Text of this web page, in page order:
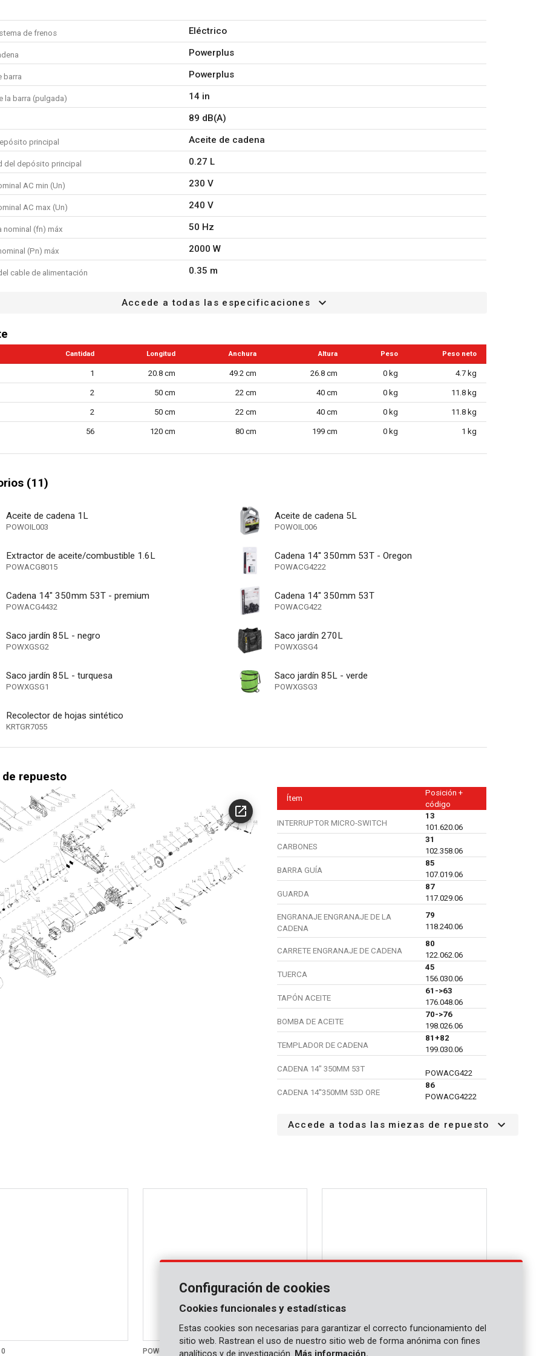
la motosierra se inclina hacia una dirección y el corte no es recto. Esto
típicamente significa que los dientes de sierra son opacos o desiguales en un
la motosierra traquetea y da sacudidas al serrar. Es difícil hacer un primer corte
Sus principales especificaciones técnicas:
Potencia nominal: 2000 W
Ancho de corte máx. 350 mm
Longitud de la barra de guía: 350 mm (14 in)
Capacidad del tanque de aceite: {13221}
Longitud de la cadena: 35 cm
Ancho de cadena: 1.3 mm
Paso de cadena: 9.53 mm
Dientes: 53
Longitud del cable de alimentación: 0.35 m
¿Qué es lo que incluye?
1x cadena
1x protector de hoja
de frenos Eléctrico
Powerplus
barra Powerplus
la barra (pulgada) 14 in
89 dB(A)
principal Aceite de cadena
del depósito principal 0.27 L
AC min (Un) 230 V
AC max (Un) 240 V
nominal (fn) máx 50 Hz
(Pn) máx 2000 W
cable de alimentación 0.35 m
de velocidad
reducción de vibraciones
contra sobrecargas
de la cadena sin herramientas
la cadena
de dientes
la barra (mm)
cable de bola giratorio
suave
a dos manos
potencia
Accede a todas las especificaciones
Cantidad Longitud Anchura Altura Peso Peso neto
1 20.8 cm 49.2 cm 26.8 cm 0 kg 4.7 kg
2 50 cm 22 cm 40 cm 0 kg 11.8 kg
2 50 cm 22 cm 40 cm 0 kg 11.8 kg
56 120 cm 80 cm 199 cm 0 kg 1 kg
(11)
Aceite de cadena 1L
POWOIL003
Aceite de cadena 5L
POWOIL006
Extractor de aceite/combustible 1.6L
POWACG8015
Cadena 14'' 350mm 53T - Oregon
POWACG4222
Cadena 14" 350mm 53T - premium
POWACG4432
Cadena 14" 350mm 53T
POWACG422
Saco jardín 85L - negro
POWXGSG2
Saco jardín 270L
POWXGSG4
Saco jardín 85L - turquesa
POWXGSG1
Saco jardín 85L - verde
POWXGSG3
Recolector de hojas sintético
KRTGR7055
de repuesto
Ítem
Posición +
código
INTERRUPTOR MICRO-SWITCH
13
101.620.06
CARBONES
31
102.358.06
BARRA GUÍA
85
107.019.06
GUARDA
87
117.029.06
ENGRANAJE ENGRANAJE DE LA
CADENA
79
118.240.06
CARRETE ENGRANAJE DE CADENA
80
122.062.06
TUERCA
45
156.030.06
TAPÓN ACEITE
61->63
176.048.06
BOMBA DE ACEITE
70->76
198.026.06
TEMPLADOR DE CADENA
81+82
199.030.06
CADENA 14" 350MM 53T POWACG422
CADENA 14''350MM 53D ORE
86
POWACG4222
POWACG4432
Accede a todas las miezas de repuesto
POW6410 POW6425
Configuración de cookies
Cookies funcionales y estadísticas
Estas cookies son necesarias para garantizar el correcto funcionamiento del
sitio web. Rastrean el uso de nuestro sitio web de forma anónima con fines
analíticos y de investigación.
Más información.